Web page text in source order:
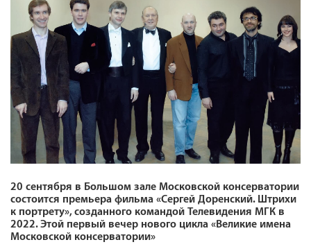
20 сентября в Большом зале Московской консерватории
состоится премьера фильма «Сергей Доренский. Штрихи
к портрету», созданного командой Телевидения МГК в
2022. Этой первый вечер нового цикла «Великие имена
Московской консерватории»